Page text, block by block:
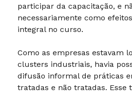
participar da capacitação, e
necessariamente como
integral no curso.
Como as empresas estavam
clusters industriais, havia
difusão informal de práticas
tratadas e não tratadas. Esse